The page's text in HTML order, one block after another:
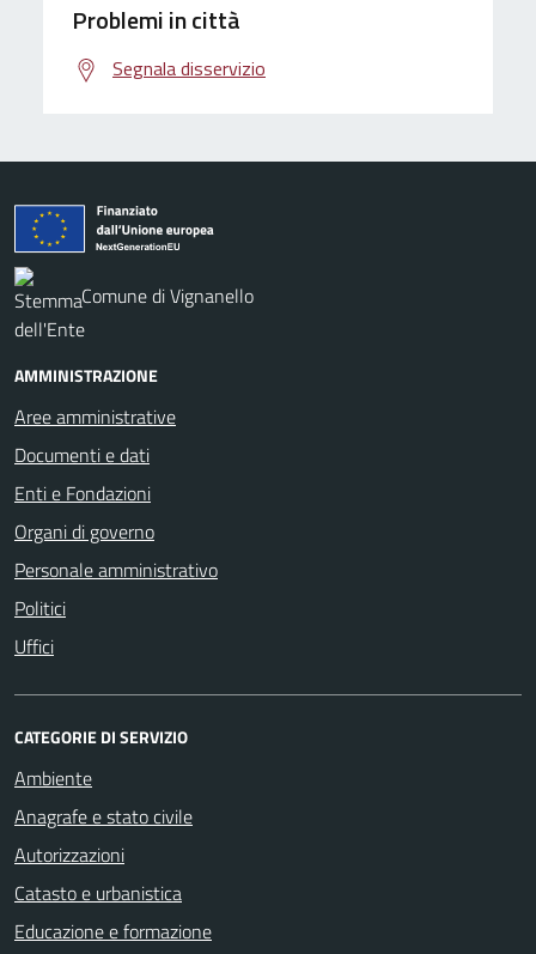
Problemi in città
Segnala disservizio
Comune di Vignanello
AMMINISTRAZIONE
Aree amministrative
Documenti e dati
Enti e Fondazioni
Organi di governo
Personale amministrativo
Politici
Uffici
CATEGORIE DI SERVIZIO
Ambiente
Anagrafe e stato civile
Autorizzazioni
Catasto e urbanistica
Educazione e formazione